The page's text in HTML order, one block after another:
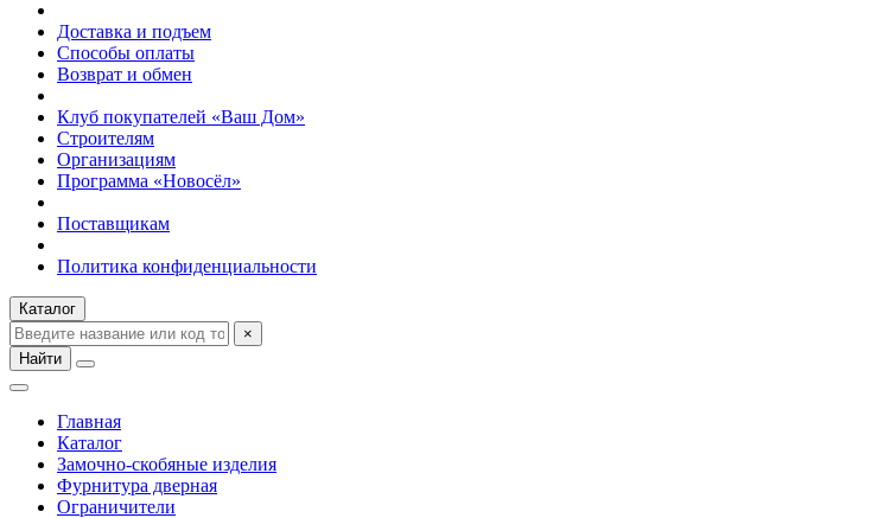
Доставка и подъем
Способы оплаты
Возврат и обмен
Клуб покупателей «Ваш Дом»
Строителям
Организациям
Программа «Новосёл»
Поставщикам
Политика конфиденциальности
Каталог
×
Найти
Главная
Каталог
Замочно-скобяные изделия
Фурнитура дверная
Ограничители